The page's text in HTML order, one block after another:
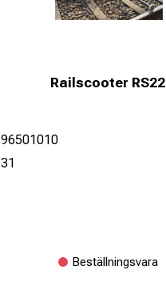
Railscooter RS22
96501010
31
Beställningsvara